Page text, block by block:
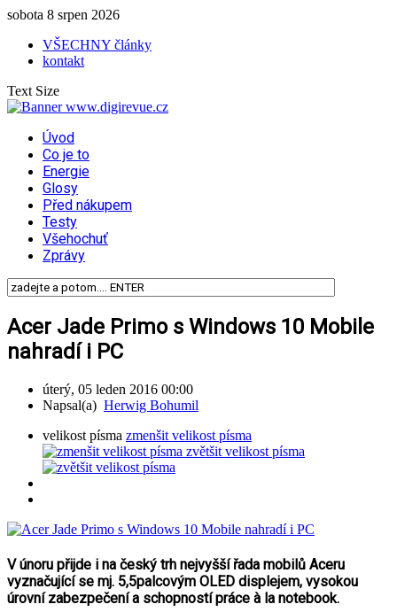
sobota 8 srpen 2026
VŠECHNY články
kontakt
Text Size
Úvod
Co je to
Energie
Glosy
Před nákupem
Testy
Všehochuť
Zprávy
Acer Jade Primo s Windows 10 Mobile
nahradí i PC
úterý, 05 leden 2016 00:00
Napsal(a) Herwig Bohumil
velikost písma zmenšit velikost písma
zvětšit velikost písma
V únoru přijde i na český trh nejvyšší řada mobilů Aceru
vyznačující se mj. 5,5palcovým OLED displejem, vysokou
úrovní zabezpečení a schopností práce à la notebook.